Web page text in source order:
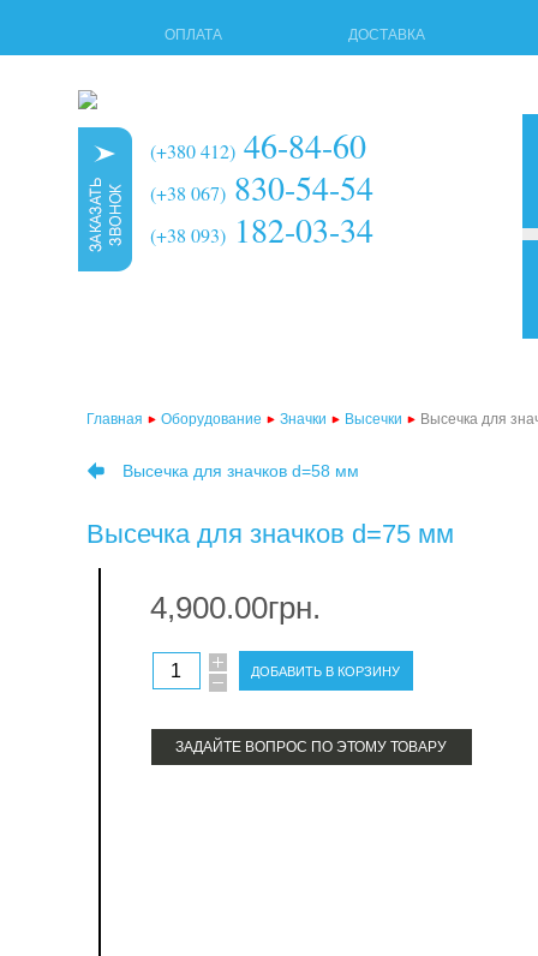
ОПЛАТА ДОСТАВКА
(+380 412) 46-84-60
(+38 067) 830-54-54
(+38 093) 182-03-34
Главная Оборудование Значки Высечки Высечка для
Высечка для значков d=58 мм
Высечка для значков d=75 мм
4,900.00грн.
ЗАДАЙТЕ ВОПРОС ПО ЭТОМУ ТОВАРУ